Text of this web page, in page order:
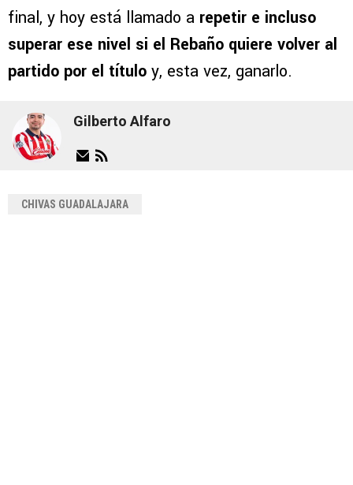
final, y hoy está llamado a repetir e incluso
superar ese nivel si el Rebaño quiere volver al
partido por el título y, esta vez, ganarlo.
Gilberto Alfaro
CHIVAS GUADALAJARA